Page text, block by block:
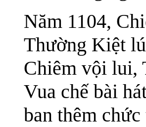
Năm 1104,
Thường Kiệt
Chiêm vội lui,
Vua chế bài
ban thêm